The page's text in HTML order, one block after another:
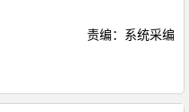
责编：系统采编